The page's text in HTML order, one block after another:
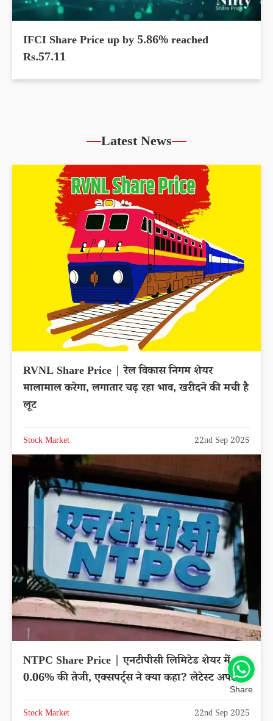
IFCI Share Price up by 5.86% reached
Rs.57.11
Latest News
RVNL Share Price | रेल विकास निगम शेयर
मालामाल करेगा, लगातार चढ़ रहा भाव, खरीदने की मची है
लूट
Stock Market 22nd Sep 2025
NTPC Share Price | एनटीपीसी लिमिटेड शेयर में
0.06% की तेजी, एक्सपर्ट्स ने क्या कहा? लेटेस्ट अपडेट
Stock Market 22nd Sep 2025
Share